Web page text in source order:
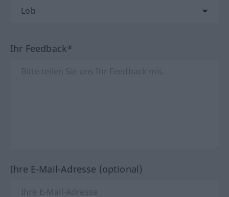
Ihr Feedback*
Ihre E-Mail-Adresse (optional)